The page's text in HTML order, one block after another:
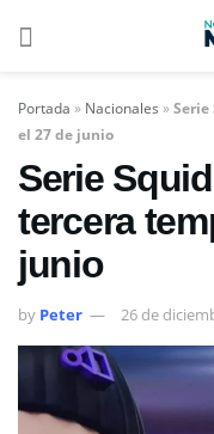
Portada » Nacionales »
el 27 de junio
Serie
tercera
junio
by Peter 26 de